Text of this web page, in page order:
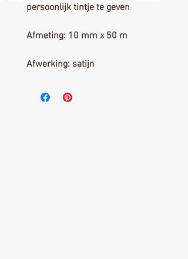
persoonlijk tintje te geven
Afmeting: 10 mm x 50 m
Afwerking: satijn